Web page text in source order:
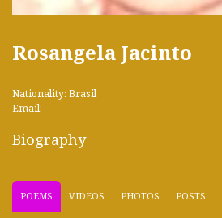
Rosangela Jacinto
Nationality: Brasil
Email:
Biography
POEMS VIDEOS PHOTOS POSTS